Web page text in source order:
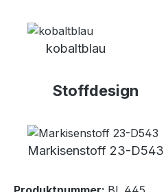
kobaltblau
Stoffdesign
Markisenstoff 23-D543